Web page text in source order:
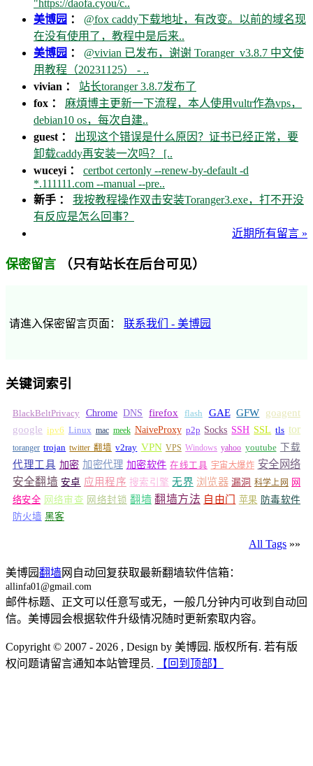
"https://daofa.cyou/c..
美博园 ： @fox caddy下载地址，有改变。以前的域名现
在没有使用了，教程中是后来..
美博园 ： @vivian 已发布，谢谢 Toranger_v3.8.7 中文使
用教程（20231125） - ..
vivian ： 站长toranger 3.8.7发布了
fox ： 麻煩博主更新一下流程，本人使用vultr作為vps，
debian10 os，每次自建..
guest ： 出现这个错误是什么原因？证书已经正常，要
卸载caddy再安装一次吗？ [..
wuceyi ： certbot certonly --renew-by-default -d
*.111111.com --manual --pre..
新手 ： 我按教程操作双击安装Toranger3.exe，打不开没
有反应是怎么回事？
近期所有留言 »
保密留言 （只有站长在后台可见）
请進入保密留言页面： 联系我们 - 美博园
关键词索引
BlackBeltPrivacy Chrome DNS firefox flash GAE GFW
goagent
google ipv6 Linux mac meek NaiveProxy p2p Socks SSH SSL tls tor
toranger trojan twitter 翻墙 v2ray VPN VPS Windows yahoo youtube 下载
代理工具 加密 加密代理 加密软件 在线工具 宇宙大爆炸 安全网络
安全翻墙 安卓 应用程序 搜索引擎 无界 浏览器 漏洞 科学上网 网
络安全 网络审查 网络封锁 翻墙 翻墙方法 自由门 苹果 防毒软件
防火墙 黑客
All Tags »»
美博园翻墙网自动回复获取最新翻墙软件信箱：
allinfa01@gmail.com
邮件标题、正文可以任意写或无，一般几分钟内可收到自动回
信。美博园会根据软件升级情况随时更新索取内容。
Copyright © 2007 - 2026 , Design by 美博园. 版权所有. 若有版
权问题请留言通知本站管理员.
【回到顶部】